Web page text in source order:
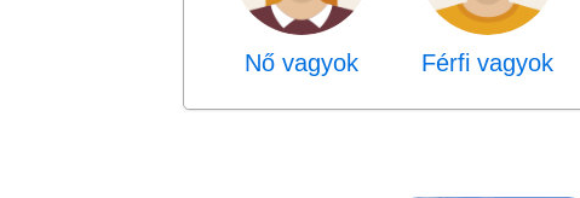
Nő vagyok Férfi vagyok